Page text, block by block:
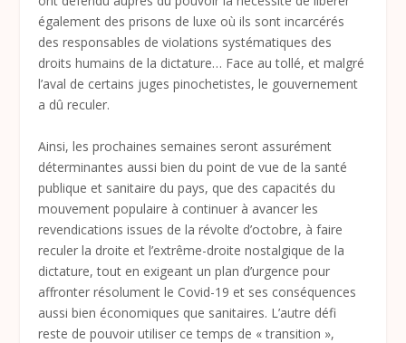
également des prisons de luxe où ils sont incarcérés
des responsables de violations systématiques des
droits humains de la dictature… Face au tollé, et malgré
l’aval de certains juges pinochetistes, le gouvernement
a dû reculer.
Ainsi, les prochaines semaines seront assurément
déterminantes aussi bien du point de vue de la santé
publique et sanitaire du pays, que des capacités du
mouvement populaire à continuer à avancer les
revendications issues de la révolte d’octobre, à faire
reculer la droite et l’extrême-droite nostalgique de la
dictature, tout en exigeant un plan d’urgence pour
affronter résolument le Covid-19 et ses conséquences
aussi bien économiques que sanitaires. L’autre défi
reste de pouvoir utiliser ce temps de « transition »,